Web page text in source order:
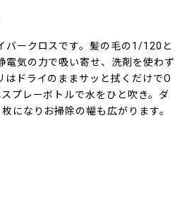
バークロスです。髪の毛の1/120と
気の力で吸い寄せ、洗剤を使わず
ドライのままサッと拭くだけでO
プレーボトルで水をひと吹き。ダ
になりお掃除の幅も広がります。